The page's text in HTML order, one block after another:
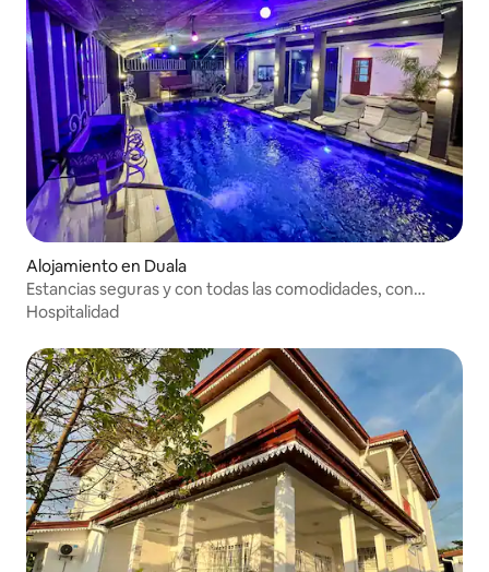
Alojamiento en Duala
Estancias seguras y con todas las comodidades, con
piscina
Hospitalidad